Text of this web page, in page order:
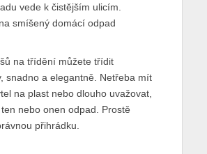
vede k čistějším ulicím.
smíšený domácí odpad
na třídění můžete třídit
snadno a elegantně. Netřeba mít
na plast nebo dlouho uvažovat,
nebo onen odpad. Prostě
přihrádku.